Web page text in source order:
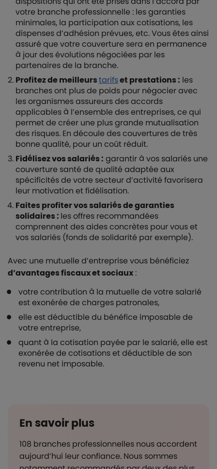
votre branche professionnelle : les garanties
minimales, la participation aux cotisations, les
dispenses d’adhésion prévues, etc. Vous êtes ainsi
assuré que votre couverture sera en permanence
à jour des évolutions négociées par les
partenaires de la branche.
Profitez de meilleurstarifset prestations : les
branches ont plus de poids pour négocier avec
les organismes assureurs des accords
applicables à l’ensemble des entreprises, ce qui
permet de créer une plus grande mutualisation
des risques. En découle des couvertures de très
bonne qualité, pour un coût réduit.
Fidélisez vos salariés : garantir à vos salariés une
couverture santé de qualité adaptée aux
spécificités de votre secteur d’activité favorisera
leur motivation et fidélisation.
Faites profiter vos salariés de garanties
solidaires : les offres recommandées
comprennent des aides concrètes pour vous et
vos salariés (fonds de solidarité par exemple).
Avec une mutuelle d’entreprise vous bénéficiez
d’avantages fiscaux et sociaux :
votre contribution à la mutuelle de votre salarié
est exonérée de charges patronales,
elle est déductible du bénéfice imposable de
votre entreprise,
quant à la cotisation payée par le salarié, elle est
exonérée de cotisations et déductible de son
revenu net imposable.
En savoir plus
108 branches professionnelles nous accordent
aujourd’hui leur confiance. Nous sommes